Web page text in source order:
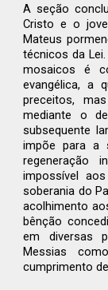
A seção
Cristo e o
Mateus
técnicos da
mosaicos é
evangélica, a
preceitos,
mediante o
subsequente
impõe para a
regeneração
impossível
soberania do
acolhimento
bênção
em diversas
Messias
cumprimento